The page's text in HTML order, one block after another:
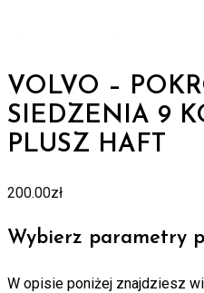
VOLVO –
SIEDZENIA 9
PLUSZ HAFT
200.00zł
Wybierz parametry
W opisie poniżej znajdziesz